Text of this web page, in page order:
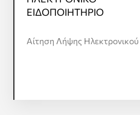
ΕΙΔΟΠΟΙΗΤΗΡΙΟ
Αίτηση Λήψης Ηλεκτρονικού
ΕΙΔΟΠΟΙΗΤΗΡΙΟ